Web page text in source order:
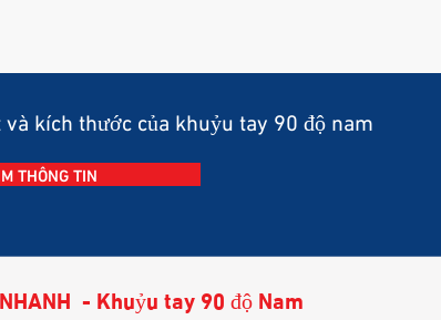
kích thước của khuỷu tay 90 độ nam
THÔNG TIN
- Khuỷu tay 90 độ Nam